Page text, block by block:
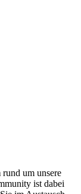
um unsere
ist dabei